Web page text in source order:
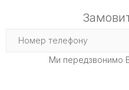
Ми передзвонимо